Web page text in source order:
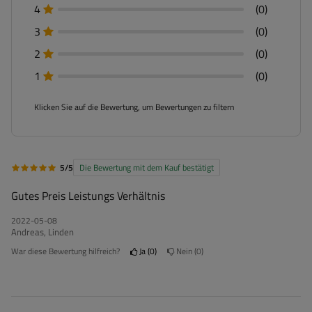
4
(0)
3
(0)
2
(0)
1
(0)
Klicken Sie auf die Bewertung, um Bewertungen zu filtern
5/5 Die Bewertung mit dem Kauf bestätigt
Gutes Preis Leistungs Verhältnis
2022-05-08
Andreas, Linden
War diese Bewertung hilfreich? Ja 0 Nein 0